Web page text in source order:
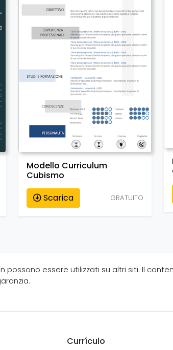
Modello Curriculum
Cubismo
Scarica
GRATUITO
possono essere utilizzati su altri siti. Il
Currículo